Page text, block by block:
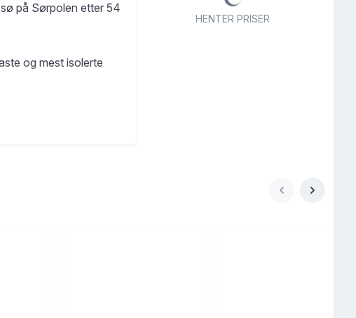
på Sørpolen etter 54
og mest isolerte
meg. Turane vart
HENTER PRISER